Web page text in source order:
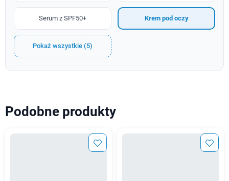
Serum z SPF50+ Krem pod oczy
Pokaż wszystkie (5)
Podobne produkty